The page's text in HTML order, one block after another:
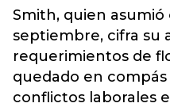
Smith, quien asumió
septiembre, cifra su
requerimientos de
quedado en compás
conflictos laborales